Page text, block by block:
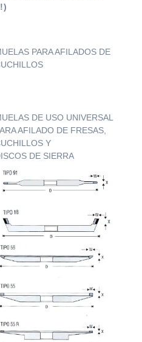
PARA AFILADOS DE
DE USO UNIVERSAL
AFILADO DE FRESAS,
Y
DE SIERRA